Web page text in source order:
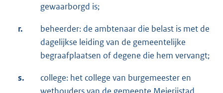
gewaarborgd is;
r.
beheerder: de ambtenaar die belast is met de
dagelijkse leiding van de gemeentelijke
begraafplaatsen of degene die hem vervangt;
s.
college: het college van burgemeester en